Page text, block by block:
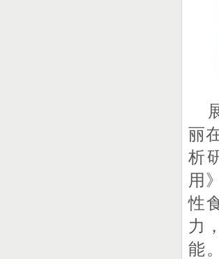
丽
析
用
性
力
能